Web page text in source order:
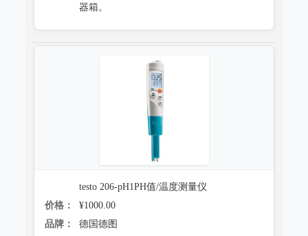
器箱。
testo 206-pH1PH值/温度测量仪
价格：
¥1000.00
品牌：
德国德图